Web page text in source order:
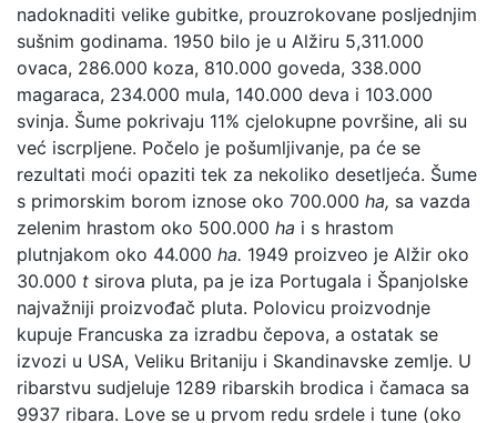
nadoknaditi velike gubitke, prouzrokovane posljednjim
sušnim godinama. 1950 bilo je u Alžiru 5,311.000
ovaca, 286.000 koza, 810.000 goveda, 338.000
magaraca, 234.000 mula, 140.000 deva i 103.000
svinja. Šume pokrivaju 11% cjelokupne površine, ali su
već iscrpljene. Počelo je pošumljivanje, pa će se
rezultati moći opaziti tek za nekoliko desetljeća. Šume
s primorskim borom iznose oko 700.000 ha, sa vazda
zelenim hrastom oko 500.000 ha i s hrastom
plutnjakom oko 44.000 ha. 1949 proizveo je Alžir oko
30.000 t sirova pluta, pa je iza Portugala i Španjolske
najvažniji proizvođač pluta. Polovicu proizvodnje
kupuje Francuska za izradbu čepova, a ostatak se
izvozi u USA, Veliku Britaniju i Skandinavske zemlje. U
ribarstvu sudjeluje 1289 ribarskih brodica i čamaca sa
9937 ribara. Love se u prvom redu srdele i tune (oko